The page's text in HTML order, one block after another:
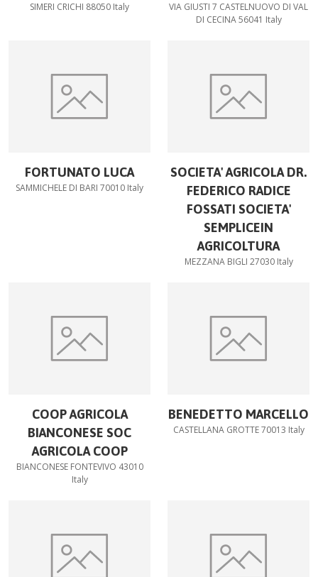
SIMERI CRICHI 88050 Italy
VIA GIUSTI 7 CASTELNUOVO DI VAL
DI CECINA 56041 Italy
FORTUNATO LUCA
SAMMICHELE DI BARI 70010 Italy
SOCIETA' AGRICOLA DR.
FEDERICO RADICE
FOSSATI SOCIETA'
SEMPLICEIN
AGRICOLTURA
MEZZANA BIGLI 27030 Italy
COOP AGRICOLA
BIANCONESE SOC
AGRICOLA COOP
BIANCONESE FONTEVIVO 43010
Italy
BENEDETTO MARCELLO
CASTELLANA GROTTE 70013 Italy